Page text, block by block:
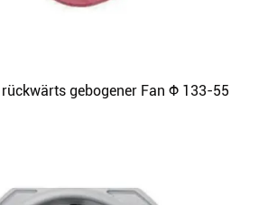
gebogener Fan Φ 133-55